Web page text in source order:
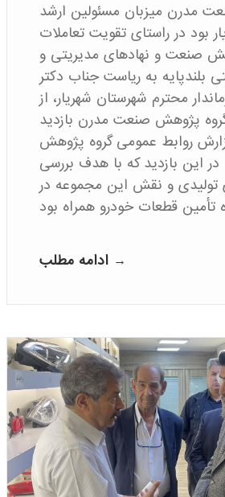
مدرن میزبان مسئولین ارشد
بود در راستای تقویت تعاملات
صنعت و نهادهای مدیریتی و
بلندپایه به ریاست جناب دکتر
محترم شهرستان شهریار، از
پژوهش صنعت مدرن بازدید
روابط عمومی گروه پژوهش
این بازدید که با هدف بررسی
و نقش این مجموعه در
ادامه مطلب →